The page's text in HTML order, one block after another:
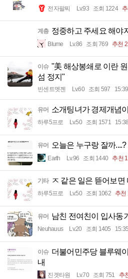
전자팔찌 Lv.93 조회 1224
계층 정중하고 주세요 해야
Blume Lv.86 조회 769 추천 2
이슈 "美 해상봉쇄로 이란
섬 정지"
빈센트멧젠 Lv.60 조회 597 15:39
유머 소개팅녀가 경제개념
하루5프로 Lv.50 조회 1571 15:38
유머 오늘은 누구랑 잘까....?
Earth Lv.96 조회 1440 추천 1
기타 ㅈ 같은 일은 뜯어보면
하루5프로 Lv.50 조회 1062 추천
유머 남친 전여친이 입사동
Neuhauus Lv.20 조회 1405 15:35
이슈 더불어민주당 블루웨
내
진겟타원 Lv.70 조회 751 추